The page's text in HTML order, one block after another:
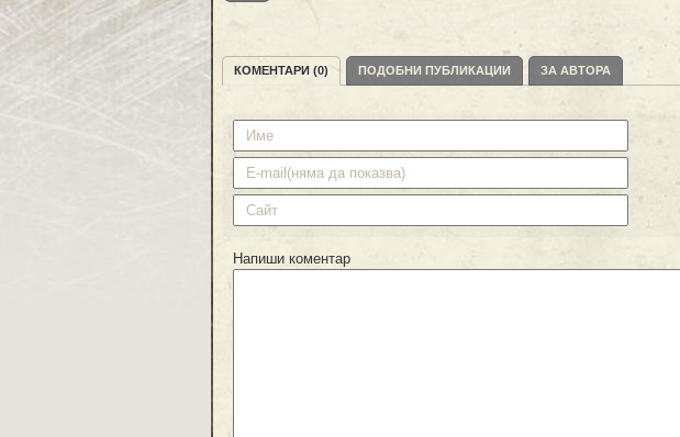
КОМЕНТАРИ (0) ПОДОБНИ ПУБЛИКАЦИИ ЗА АВТОРА
Напиши коментар